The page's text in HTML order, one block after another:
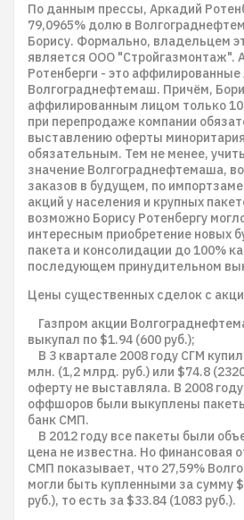
По данным прессы, Аркадий
79,0965% долю в
Борису. Формально, владельцем
является ООО "Стройгазмонтаж".
Ротенберги - это
Волгограднефтемаш. Причём,
аффилированным лицом только
при перепродаже компании
выставлению оферты
обязательным. Тем не менее,
значение Волгограднефтемаша,
заказов в будущем, по
акций у населения и крупных
возможно Борису Ротенбергу
интересным приобретение новых
пакета и консолидации до 100%
последующем принудительном
Цены существенных сделок с
Газпром акции
выкупал по $1.94 (600 руб.);
В 3 квартале 2008 году СГМ
млн. (1,2 млрд. руб.) или $74.8
оферту не выставляла. В 2008
оффшоров были выкуплены
банк СМП.
В 2012 году все пакеты были
цена не известна. Но финанcовая
СМП показывает, что 27,59%
могли быть купленными за сумму
руб.), то есть за $33.84 (1083 руб.).